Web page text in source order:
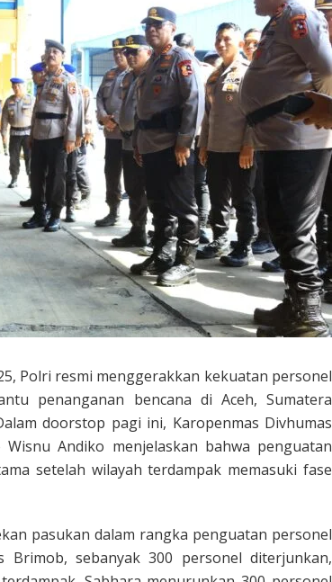
Polri resmi menggerakkan kekuatan personel
penanganan bencana di Aceh, Sumatera
doorstop pagi ini, Karopenmas Divhumas
Andiko menjelaskan bahwa penguatan
setelah wilayah terdampak memasuki fase
pasukan dalam rangka penguatan personel
Brimob, sebanyak 300 personel diterjunkan,